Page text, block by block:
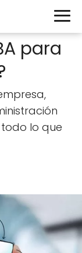
para
lo que